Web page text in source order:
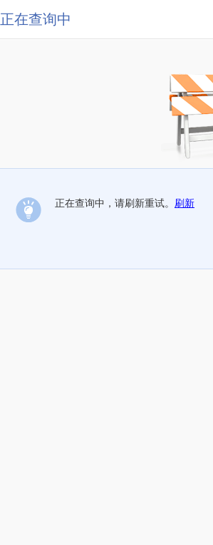
正在查询中
正在查询中，请刷新重试。 刷新